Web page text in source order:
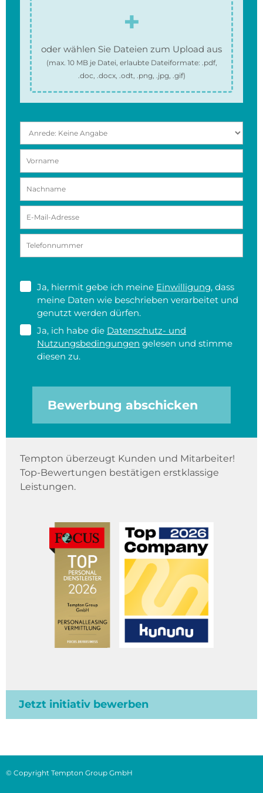
oder wählen Sie Dateien zum Upload aus
(max. 10 MBje Datei, erlaubte Dateiformate: .pdf,
.doc, .docx, .odt, .png, .jpg, .gif)
Ja, hiermit gebe ich meine Einwilligung, dass
meine Daten wie beschrieben verarbeitet und
genutzt werden dürfen.
Ja, ich habe die Datenschutz- und
Nutzungsbedingungen gelesen und stimme
diesen zu.
Bewerbung abschicken
Tempton überzeugt Kunden und Mitarbeiter!
Top-Bewertungen bestätigen erstklassige
Leistungen.
Jetzt initiativ bewerben
© Copyright Tempton Group GmbH